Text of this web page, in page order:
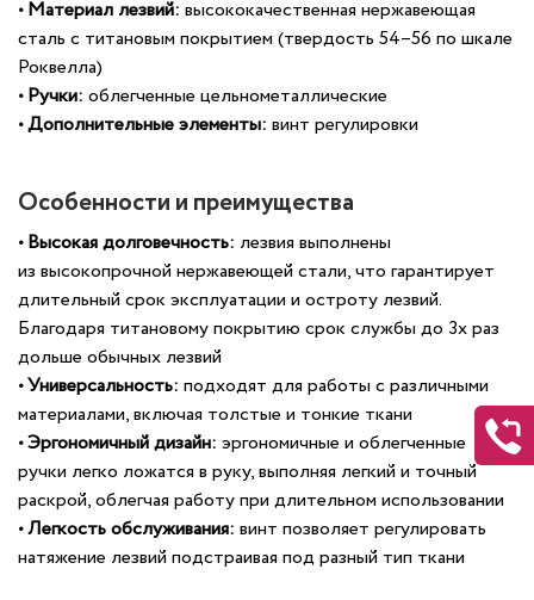
•Материал лезвий: высококачественная нержавеющая
сталь с титановым покрытием (твердость 54–56 по шкале
Роквелла)
•Ручки: облегченные цельнометаллические
•Дополнительные элементы: винт регулировки
Особенности и преимущества
• Высокая долговечность: лезвия выполнены
из высокопрочной нержавеющей стали, что гарантирует
длительный срок эксплуатации и остроту лезвий.
Благодаря титановому покрытию срок службы до 3х раз
дольше обычных лезвий
•Универсальность: подходят для работы с различными
материалами, включая толстые и тонкие ткани
• Эргономичный дизайн: эргономичные и облегченные
ручки легко ложатся в руку, выполняя легкий и точный
раскрой, облегчая работу при длительном использовании
• Легкость обслуживания: винт позволяет регулировать
натяжение лезвий подстраивая под разный тип ткани